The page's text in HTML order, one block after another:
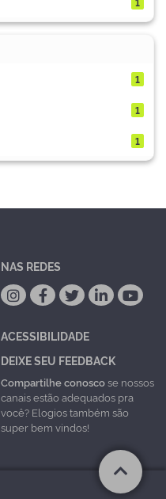
1
1
1
NAS REDES
ACESSIBILIDADE
DEIXE SEU FEEDBACK
Compartilhe conoscose nossos
canais estão adequados pra
você? Elogios também são
super bem vindos!